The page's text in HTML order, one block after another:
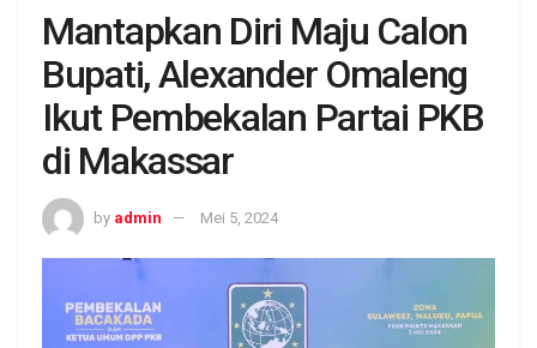
Mantapkan Diri Maju Calon
Bupati, Alexander Omaleng
Ikut Pembekalan Partai PKB
di Makassar
by admin Mei 5, 2024